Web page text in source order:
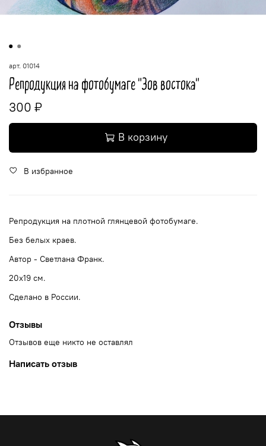
арт. 01014
Репродукция на фотобумаге "Зов востока"
300 ₽
В корзину
В избранное
Репродукция на плотной глянцевой фотобумаге.
Без белых краев.
Автор - Светлана Франк.
20x19 см.
Сделано в России.
Отзывы
Отзывов еще никто не оставлял
Написать отзыв